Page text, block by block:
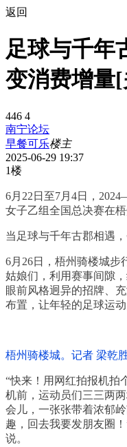
返回
足球与千年
变消费增量
446 4
南宁论坛
早餐可乐楼主
2025-06-29 19:37
1楼
6月22日至7月4日，
女子乙组全国总决赛在
当足球与千年古郡相遇
6月26日，梧州骑楼城步
姑娘们，利用赛事间隙
眼前风格迥异的招牌、
布置，让年轻的足球运动
梧州骑楼城。记者 梁乾
“快来！用网红拍报机拍
机前，运动员们三三两
会儿，一张张带着浓郁
趣，回去我要发朋友圈
说。